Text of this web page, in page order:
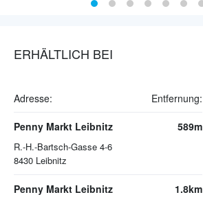
ERHÄLTLICH BEI
Adresse: Entfernung:
Penny Markt Leibnitz
R.-H.-Bartsch-Gasse 4-6
8430 Leibnitz
589m
Penny Markt Leibnitz 1.8km